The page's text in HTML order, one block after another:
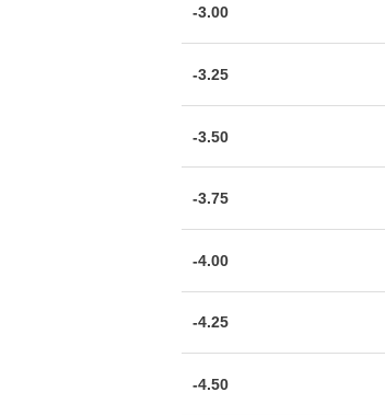
-3.00
-3.25
-3.50
-3.75
-4.00
-4.25
-4.50